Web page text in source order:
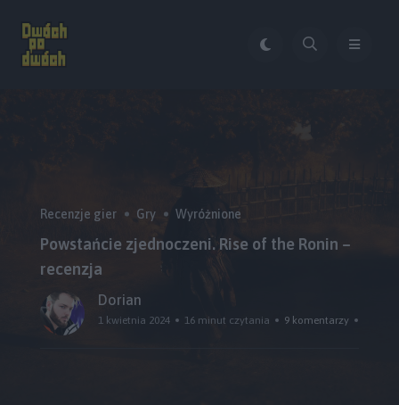
Recenzje gier Gry Wyróżnione
Powstańcie zjednoczeni. Rise of the Ronin –
recenzja
Dorian
1 kwietnia 2024 16 minut czytania 9 komentarzy